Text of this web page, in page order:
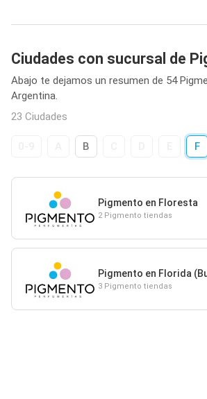
Ciudades con sucursal de
Abajo te dejamos un resumen de 54
Argentina.
23 Ciudades
B F
Pigmento en Floresta
2 Pigmento tiendas
Pigmento en Florida
3 Pigmento tiendas